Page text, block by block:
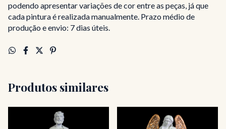
podendo apresentar variações de cor entre as peças, já que
cada pintura é realizada manualmente. Prazo médio de
produção e envio: 7 dias úteis.
Produtos similares